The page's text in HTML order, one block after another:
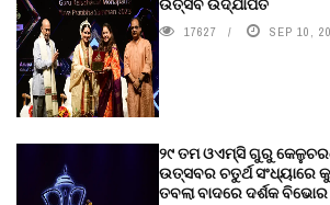
17627 SEP 10,
୨୯ ତମ ଓଏମ୍‌ସି ଗୁରୁ
ଉତ୍ସବର ଚତୁର୍ଥ ସଂଧ୍ୟାରେ
ତବଲା ବାଦରେ ଦର୍ଶକ ବିଭୋର